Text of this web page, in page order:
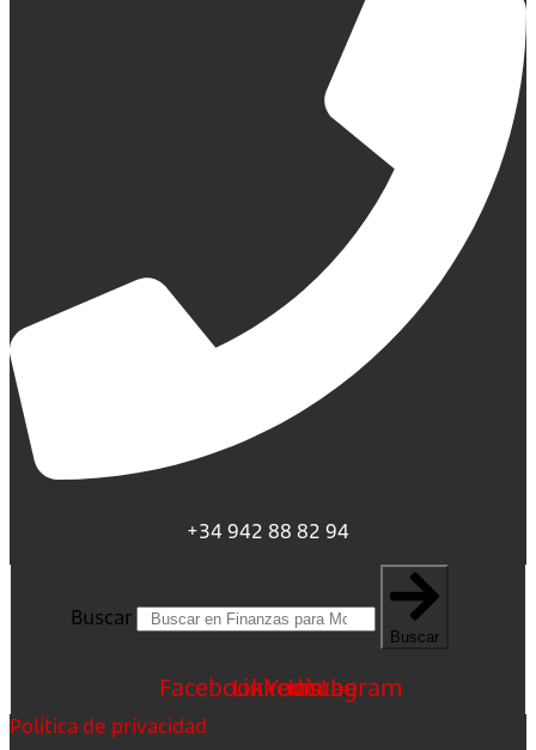
+34 942 88 82 94
Buscar
Buscar
FacebookLinkedin
Youtube
Instagram
Política de privacidad